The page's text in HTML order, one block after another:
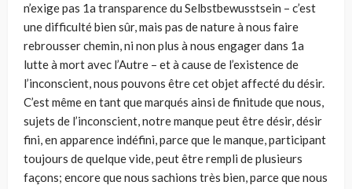
n’exige pas 1a transparence du Selbstbewusstsein – c’est
une difficulté bien sûr, mais pas de nature à nous faire
rebrousser chemin, ni non plus à nous engager dans 1a
lutte à mort avec l’Autre – et à cause de l’existence de
l’inconscient, nous pouvons être cet objet affecté du désir.
C’est même en tant que marqués ainsi de finitude que nous,
sujets de l’inconscient, notre manque peut être désir, désir
fini, en apparence indéfini, parce que le manque, participant
toujours de quelque vide, peut être rempli de plusieurs
façons; encore que nous sachions très bien, parce que nous